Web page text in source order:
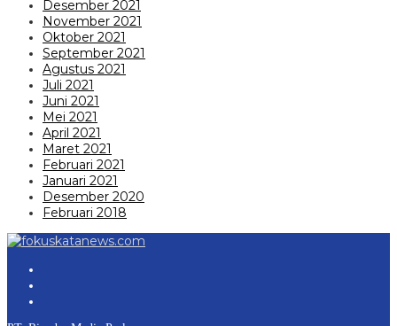
Desember 2021
November 2021
Oktober 2021
September 2021
Agustus 2021
Juli 2021
Juni 2021
Mei 2021
April 2021
Maret 2021
Februari 2021
Januari 2021
Desember 2020
Februari 2018